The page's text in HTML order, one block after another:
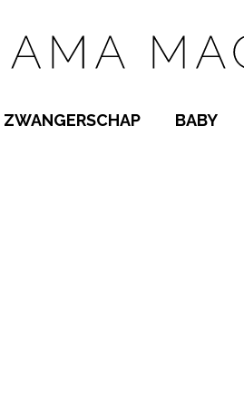
ZWANGERSCHAP BABY